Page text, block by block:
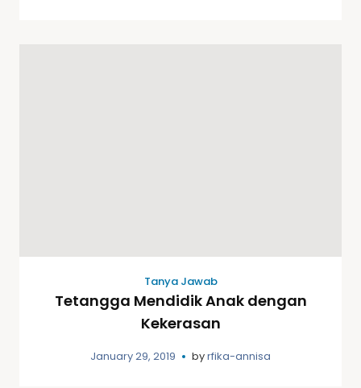
Tanya Jawab
Tetangga Mendidik Anak dengan
Kekerasan
January 29, 2019 byrfika-annisa